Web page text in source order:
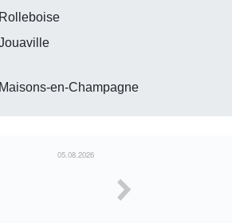
Rolleboise
Maisons-en-Champagne
30.07.2026
cordial. En